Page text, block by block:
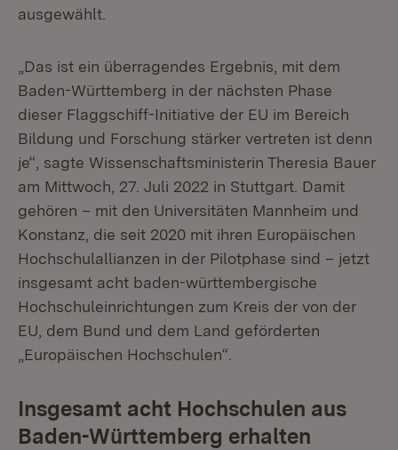
ausgewählt.
„Das ist ein überragendes Ergebnis, mit dem
Baden-Württemberg in der nächsten Phase
dieser Flaggschiff-Initiative der EU im Bereich
Bildung und Forschung stärker vertreten ist denn
je“, sagte Wissenschaftsministerin Theresia Bauer
am Mittwoch, 27. Juli 2022 in Stuttgart. Damit
gehören – mit den Universitäten Mannheim und
Konstanz, die seit 2020 mit ihren Europäischen
Hochschulallianzen in der Pilotphase sind – jetzt
insgesamt acht baden-württembergische
Hochschuleinrichtungen zum Kreis der von der
EU, dem Bund und dem Land geförderten
„Europäischen Hochschulen“.
Insgesamt acht Hochschulen aus
Baden-Württemberg erhalten